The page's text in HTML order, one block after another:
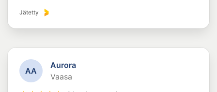
Jätetty
AA
Aurora
Vaasa